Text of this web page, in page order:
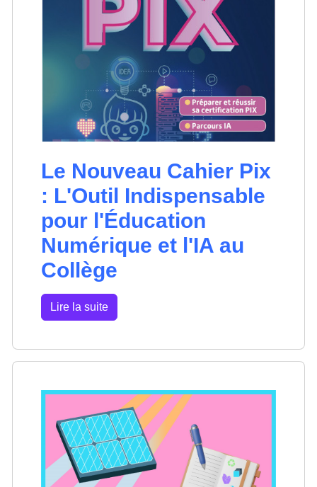
Le Nouveau Cahier Pix
: L'Outil Indispensable
pour l'Éducation
Numérique et l'IA au
Collège
Lire la suite